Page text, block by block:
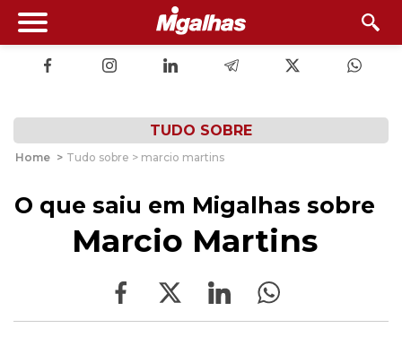
TUDO SOBRE
Home > Tudo sobre > marcio martins
O que saiu em Migalhas sobre
Marcio Martins